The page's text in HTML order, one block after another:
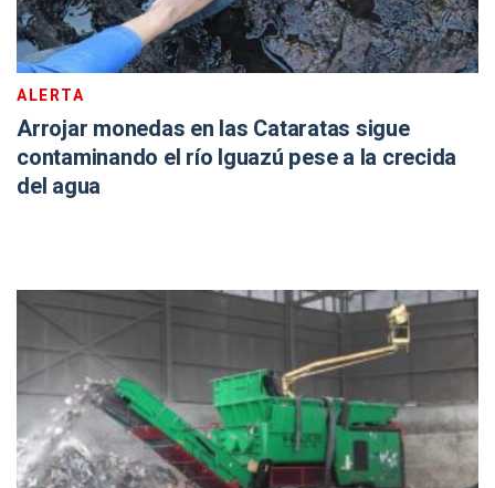
ALERTA
Arrojar monedas en las Cataratas sigue
contaminando el río Iguazú pese a la crecida
del agua